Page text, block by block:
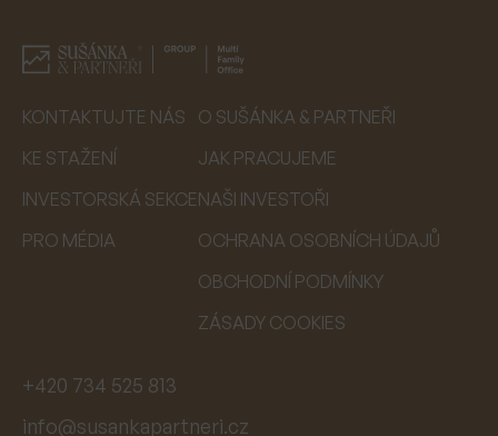
KONTAKTUJTE NÁS
KE STAŽENÍ
INVESTORSKÁ SEKCE
PRO MÉDIA
O SUŠÁNKA & PARTNEŘI
JAK PRACUJEME
NAŠI INVESTOŘI
OCHRANA OSOBNÍCH ÚDAJŮ
OBCHODNÍ PODMÍNKY
ZÁSADY COOKIES
+420 734 525 813
info@susankapartneri.cz